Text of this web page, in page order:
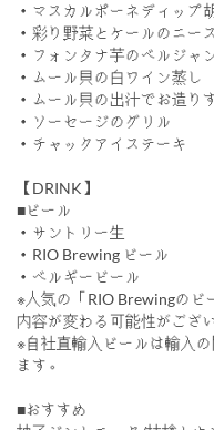
・マスカルポーネディップ
・彩り野菜とケールのニー
・フォンタナ芋のベルジャ
・ムール貝の白ワイン蒸し
・ムール貝の出汁でお造り
・ソーセージのグリル
・チャックアイステーキ
【DRINK】
■ビール
・サントリー生
・RIO Brewing ビール
・ベルギービール
※人気の「RIO Brewingのビ
内容が変わる可能性がござ
※自社直輸入ビールは輸入
ます。
■おすすめ